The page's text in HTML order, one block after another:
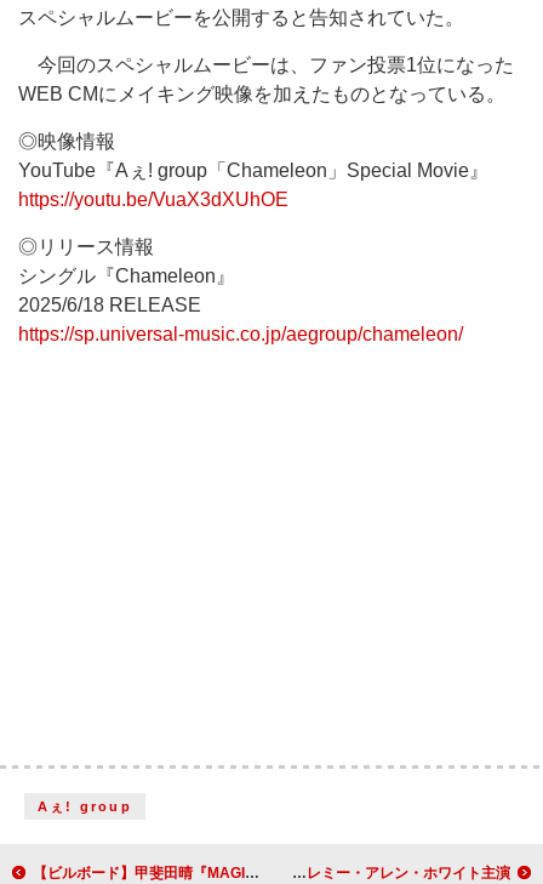
スペシャルムービーを公開すると告知されていた。
今回のスペシャルムービーは、ファン投票1位になった
WEB CMにメイキング映像を加えたものとなっている。
◎映像情報
YouTube『Aぇ! group「Chameleon」Special Movie』
https://youtu.be/VuaX3dXUhOE
◎リリース情報
シングル『Chameleon』
2025/6/18 RELEASE
https://sp.universal-music.co.jp/aegroup/chameleon/
Aぇ! group
【ビルボード】甲斐田晴『MAGIC』がDLアルバム堂々の首位デビュー、ヒプムビ音楽集など7作がTOP10初登場 ブルース・スプリングスティーン伝記映画『Deliver Me From Nowhere』予告編公開、ジェレミー・アレン・ホワイト主演